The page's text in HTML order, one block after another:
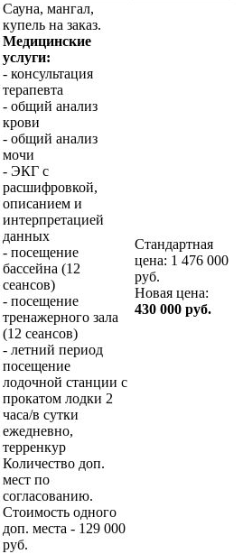
Сауна, мангал,
купель на заказ.
Медицинские
услуги:
- консультация
терапевта
- общий анализ
крови
- общий анализ
мочи
- ЭКГ с
расшифровкой,
описанием и
интерпретацией
данных
- посещение
бассейна (12
сеансов)
- посещение
тренажерного зала
(12 сеансов)
- летний период
посещение
лодочной станции с
прокатом лодки 2
часа/в сутки
ежедневно,
терренкур
Количество доп.
мест по
согласованию.
Стоимость одного
доп. места - 129 000
руб.
Стандартная
цена: 1 476 000
руб.
Новая цена:
430 000 руб.